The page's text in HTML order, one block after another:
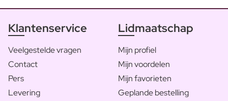
Klantenservice
Veelgestelde vragen
Contact
Pers
Levering
Lidmaatschap
Mijn profiel
Mijn voordelen
Mijn favorieten
Geplande bestelling